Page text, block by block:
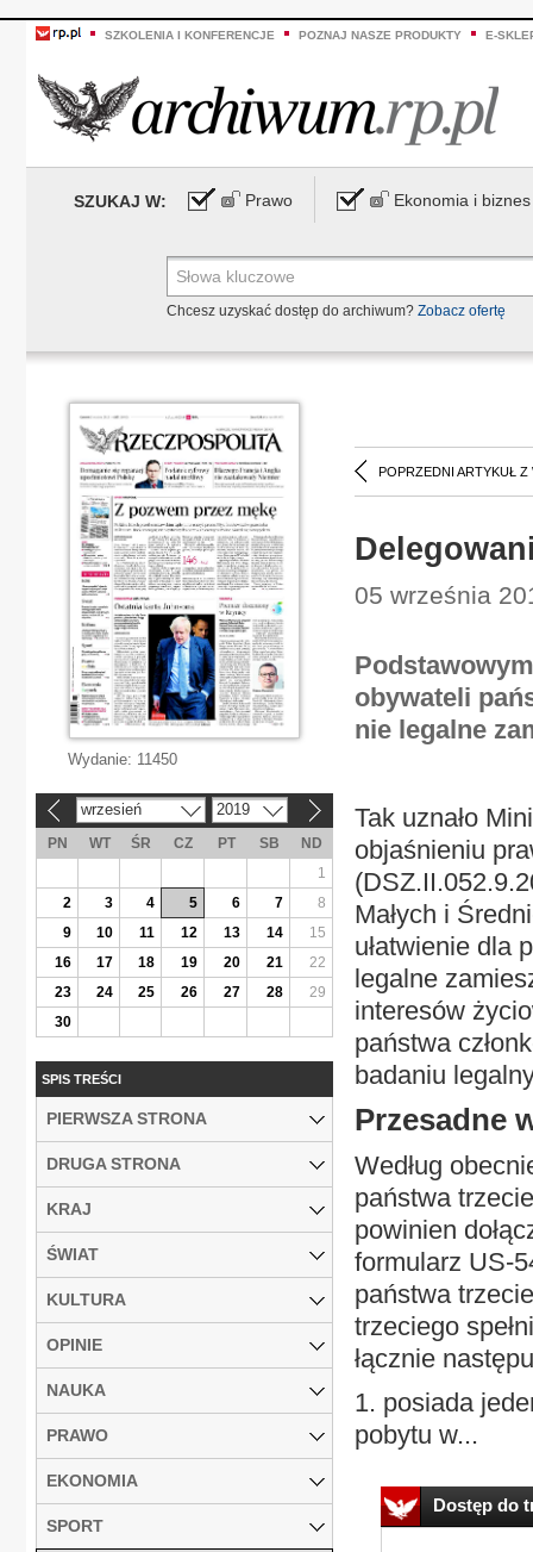
SZKOLENIA I KONFERENCJE POZNAJ NASZE PRODUKTY E-
SZUKAJ W: Prawo Ekonomia i biznes
Chcesz uzyskać dostęp do archiwum? Zobacz ofertę
POPRZEDNI ARTYKUŁ Z
05 września
obywateli
nie legalne
Tak uznało
objaśnieniu
Małych i
ułatwienie dla
legalne
interesów
państwa
badaniu
Przesadne
Według
państwa
powinien
formularz US-
państwa
trzeciego
łącznie
1. posiada
pobytu w...
Dostęp do
Wydanie: 11450
wrzesień 2019
PN WT ŚR CZ PT SB
ND
1
2
3 4 5 6 7
8
9
10 11 12 13 14
15
16
17 18 19 20 21
22
23
24 25 26 27 28
29
30
SPIS TREŚCI
PIERWSZA STRONA
DRUGA STRONA
KRAJ
ŚWIAT
KULTURA
OPINIE
NAUKA
PRAWO
EKONOMIA
SPORT